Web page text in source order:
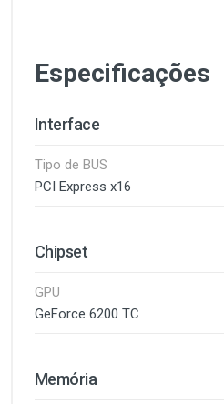
Especificações
Interface
Tipo de BUS
PCI Express x16
Chipset
GPU
GeForce 6200 TC
Memória